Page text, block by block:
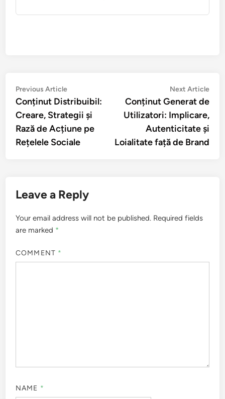
Post
navigation
Previous ArticlePrevious
article:
Conținut Distribuibil:
Creare, Strategii și
Rază de Acțiune pe
Rețelele Sociale
Next Article
Conținut Generat de
Utilizatori: Implicare,
Autenticitate și
Loialitate față de Brand
Leave a Reply
Your email address will not be published. Required fields
are marked *
COMMENT *
NAME *